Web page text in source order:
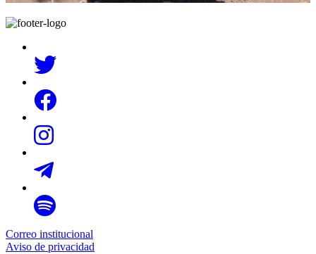
Correo institucional
Aviso de privacidad